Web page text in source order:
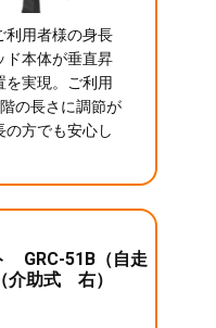
利用者様の身長
ド本体が垂直昇
を実現。ご利用
の長さに調節が
方でも安心し
GRC-51B（自走
介助式 右）